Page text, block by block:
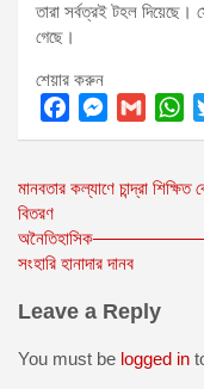
তারা সর্বত্রই টহল দিয়েছে।
গেছে।
শেয়ার করুন
F
c
e
b
o
M
s
e
g
r
G
a
W
a
p
T
i
Post
navigation
মানবতার কল্যাণে চান্দ্রা
বিতরণ
সংহারি হানাদার দানব
Leave a Reply
You must be logged in